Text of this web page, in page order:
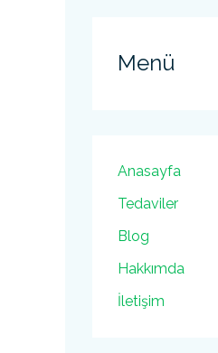
Menü
Anasayfa
Tedaviler
Blog
Hakkımda
İletişim